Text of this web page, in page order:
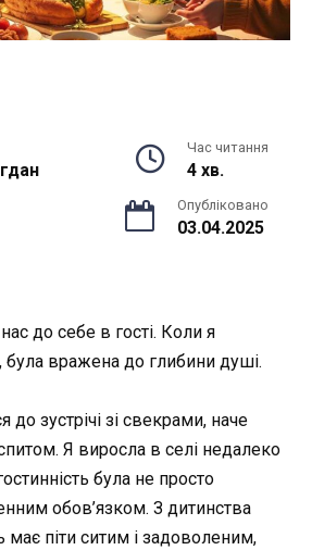
Час читання
4 хв.
Опубліковано
03.04.2025
до себе в гості. Коли я
була вражена до глибини душі.
до зустрічі зі свекрами, наче
Я виросла в селі недалеко
була не просто
обов’язком. З дитинства
має піти ситим і задоволеним,